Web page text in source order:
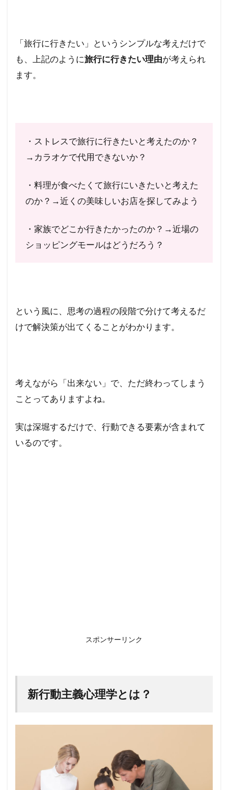
「旅行に行きたい」というシンプルな考えだけで
も、上記のように旅行に行きたい理由が考えられ
ます。
・ストレスで旅行に行きたいと考えたのか？
→カラオケで代用できないか？
・料理が食べたくて旅行にいきたいと考えた
のか？→近くの美味しいお店を探してみよう
・家族でどこか行きたかったのか？→近場の
ショッピングモールはどうだろう？
という風に、思考の過程の段階で分けて考えるだ
けで解決策が出てくることがわかります。
考えながら「出来ない」で、ただ終わってしまう
ことってありますよね。
実は深堀するだけで、行動できる要素が含まれて
いるのです。
スポンサーリンク
新行動主義心理学とは？